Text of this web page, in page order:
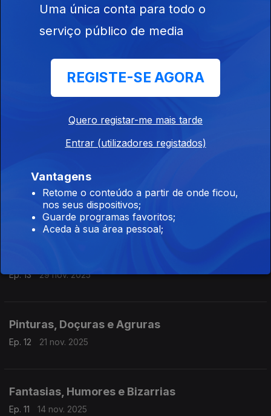
Mas o Combattimento vai muito além disso, constituindo uma
magistral simbiose de texto e música que eloquentemente dá
corpo ao rico espectro dos affetti seiscentistas.
21 dez. 2025
14 dez. 2025
O Ofício da Eloquência
07 dez. 2025
Música Antiga
Ep. 13 29 nov. 2025
Pinturas, Doçuras e Agruras
Ep. 12 21 nov. 2025
Fantasias, Humores e Bizarrias
Ep. 11 14 nov. 2025
Uma única conta para todo o
serviço público de media
REGISTE-SE AGORA
Quero registar-me mais tarde
Entrar (utilizadores registados)
Vantagens
Retome o conteúdo a partir de onde ficou,
nos seus dispositivos;
Guarde programas favoritos;
Aceda à sua área pessoal;